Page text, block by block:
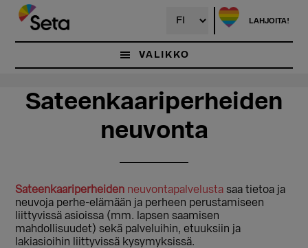
Hyppää
pääsisältöön
Hyppää
ensisijaiseen
sivupalkkiin
LAHJOITA!
VALIKKO
Sateenkaariperheiden
neuvonta
Sateenkaariperheiden neuvontapalvelusta saa tietoa ja
neuvoja perhe-elämään ja perheen perustamiseen
liittyvissä asioissa (mm. lapsen saamisen
mahdollisuudet) sekä palveluihin, etuuksiin ja
lakiasioihin liittyvissä kysymyksissä.